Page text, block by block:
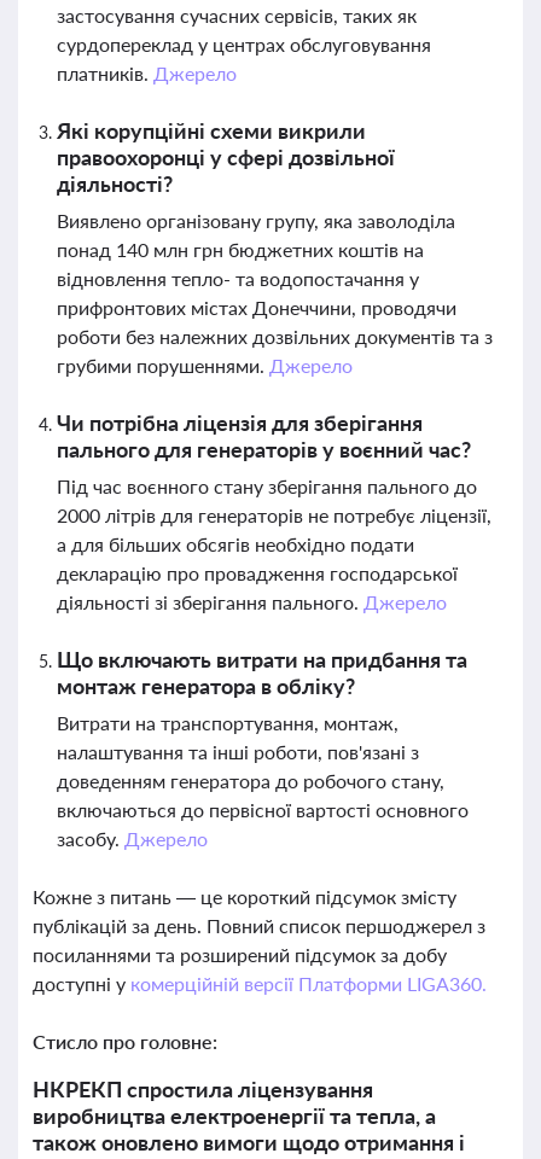
застосування сучасних сервісів, таких як
сурдопереклад у центрах обслуговування
платників. Джерело
Які корупційні схеми викрили
правоохоронці у сфері дозвільної
діяльності?
Виявлено організовану групу, яка заволоділа
понад 140 млн грн бюджетних коштів на
відновлення тепло- та водопостачання у
прифронтових містах Донеччини, проводячи
роботи без належних дозвільних документів та з
грубими порушеннями. Джерело
Чи потрібна ліцензія для зберігання
пального для генераторів у воєнний час?
Під час воєнного стану зберігання пального до
2000 літрів для генераторів не потребує ліцензії,
а для більших обсягів необхідно подати
декларацію про провадження господарської
діяльності зі зберігання пального. Джерело
Що включають витрати на придбання та
монтаж генератора в обліку?
Витрати на транспортування, монтаж,
налаштування та інші роботи, пов'язані з
доведенням генератора до робочого стану,
включаються до первісної вартості основного
засобу. Джерело
Кожне з питань — це короткий підсумок змісту
публікацій за день. Повний список першоджерел з
посиланнями та розширений підсумок за добу
доступні у комерційній версії Платформи LIGA360.
Стисло про головне:
НКРЕКП спростила ліцензування
виробництва електроенергії та тепла, а
також оновлено вимоги щодо отримання і